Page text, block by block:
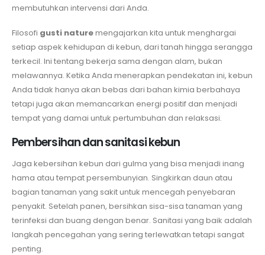
membutuhkan intervensi dari Anda.
Filosofi gusti naturemengajarkan kita untuk menghargai
setiap aspek kehidupan di kebun, dari tanah hingga serangga
terkecil. Ini tentang bekerja sama dengan alam, bukan
melawannya. Ketika Anda menerapkan pendekatan ini, kebun
Anda tidak hanya akan bebas dari bahan kimia berbahaya
tetapi juga akan memancarkan energi positif dan menjadi
tempat yang damai untuk pertumbuhan dan relaksasi.
Pembersihan dan sanitasi kebun
Jaga kebersihan kebun dari gulma yang bisa menjadi inang
hama atau tempat persembunyian. Singkirkan daun atau
bagian tanaman yang sakit untuk mencegah penyebaran
penyakit. Setelah panen, bersihkan sisa-sisa tanaman yang
terinfeksi dan buang dengan benar. Sanitasi yang baik adalah
langkah pencegahan yang sering terlewatkan tetapi sangat
penting.